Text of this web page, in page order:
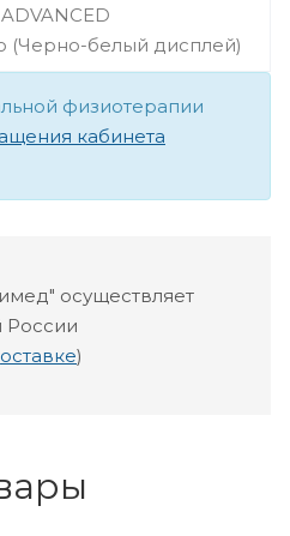
(Черно-белый дисплей)
физиотерапии
кабинета
осуществляет
России
)